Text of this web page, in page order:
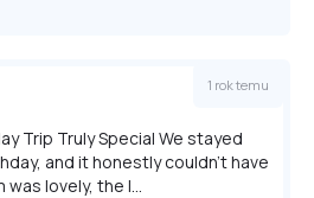
1 rok temu
Trip Truly Special We stayed
and it honestly couldn’t have
lovely, the l...